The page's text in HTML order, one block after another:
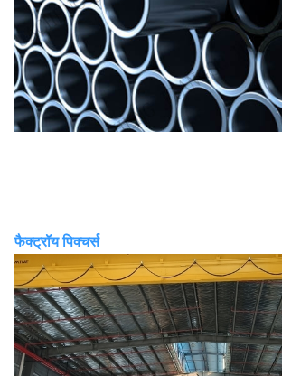
फैक्ट्रॉय पिक्चर्स